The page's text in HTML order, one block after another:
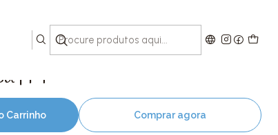
| M
Carrinho Comprar agora